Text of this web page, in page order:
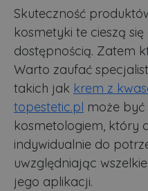
Skuteczność
kosmetyki te cieszą
dostępnością. Zatem
Warto zaufać
takich jak krem z
topestetic.pl może
kosmetologiem, który
indywidualnie do
uwzględniając
jego aplikacji.